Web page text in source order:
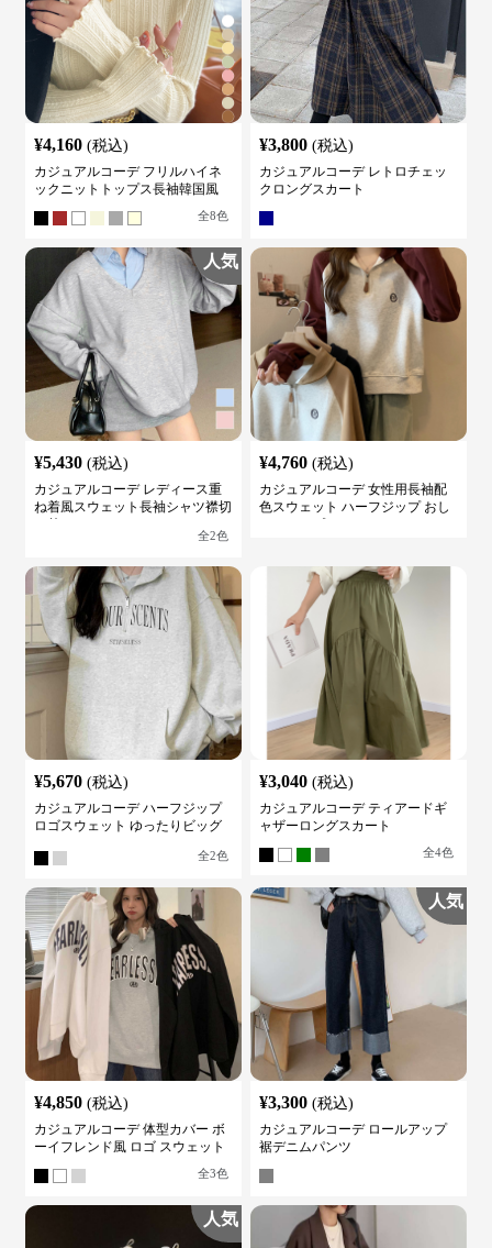
¥4,160 (税込)
カジュアルコーデ フリルハイネ
ックニットトップス長袖韓国風
全8色
¥3,800 (税込)
カジュアルコーデ レトロチェッ
クロングスカート
人気
¥5,430 (税込)
カジュアルコーデ レディース重
ね着風スウェット長袖シャツ襟切
り替え
全2色
¥4,760 (税込)
カジュアルコーデ 女性用長袖配
色スウェット ハーフジップ おし
ゃれトップス
¥5,670 (税込)
カジュアルコーデ ハーフジップ
ロゴスウェット ゆったりビッグ
全2色
¥3,040 (税込)
カジュアルコーデ ティアードギ
ャザーロングスカート
全4色
¥4,850 (税込)
カジュアルコーデ 体型カバー ボ
ーイフレンド風 ロゴ スウェット
全3色
人気
¥3,300 (税込)
カジュアルコーデ ロールアップ
裾デニムパンツ
人気